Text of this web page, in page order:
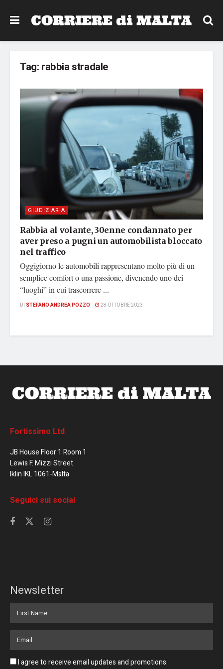
Tag: rabbia stradale
GIUDIZIARIA
Rabbia al volante, 30enne condannato per
aver preso a pugni un automobilista bloccato
nel traffico
Oggigiorno le automobili rappresentano molto più di un
semplice comfort o una passione, divenendo uno dei
“luoghi” in cui trascorrere ...
DI STEFANO ANDREA POZZO 28 OTTOBRE 2023
Fortissimo Ltd
JB House Floor 1 Room 1
Lewis F. Mizzi Street
Iklin IKL 1061-Malta
Seguici sui social
Newsletter
I agree to receive email updates and promotions.